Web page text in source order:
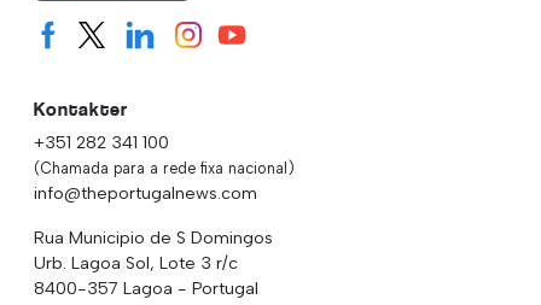
Kontakter
+351 282 341 100
(Chamada para a rede fixa nacional)
info@theportugalnews.com
Rua Municipio de S Domingos
Urb. Lagoa Sol, Lote 3 r/c
8400-357 Lagoa - Portugal